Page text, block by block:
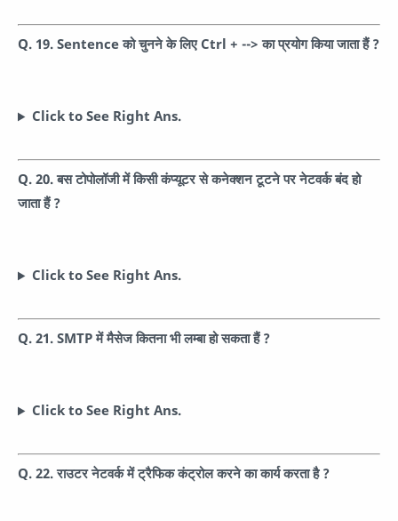
Q. 19. Sentence को चुनने के लिए Ctrl + --> का प्रयोग किया जाता हैं ?
Click to See Right Ans.
Q. 20. बस टोपोलॉजी में किसी कंप्यूटर से कनेक्शन टूटने पर नेटवर्क बंद हो
जाता हैं ?
Click to See Right Ans.
Q. 21. SMTP में मैसेज कितना भी लम्बा हो सकता हैं ?
Click to See Right Ans.
Q. 22. राउटर नेटवर्क में ट्रैफिक कंट्रोल करने का कार्य करता है ?